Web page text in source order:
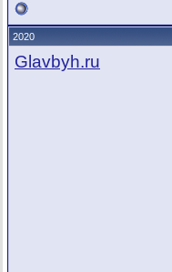
2020
Glavbyh.ru